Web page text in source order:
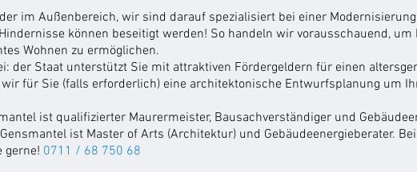
im Außenbereich, wir sind darauf spezialisiert bei einer
können beseitigt werden! So handeln wir vorausschauend,
Wohnen zu ermöglichen.
der Staat unterstützt Sie mit attraktiven Fördergeldern für einen
für Sie (falls erforderlich) eine architektonische Entwurfsplanung um
ist qualifizierter Maurermeister, Bausachverständiger und
ist Master of Arts (Architektur) und Gebäudeenergieberater.
gerne! 0711 / 68 750 68